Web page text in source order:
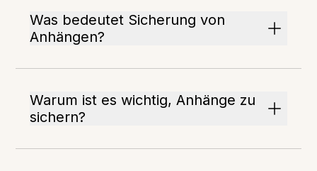
Was bedeutet Sicherung von
Anhängen?
Warum ist es wichtig, Anhänge zu
sichern?